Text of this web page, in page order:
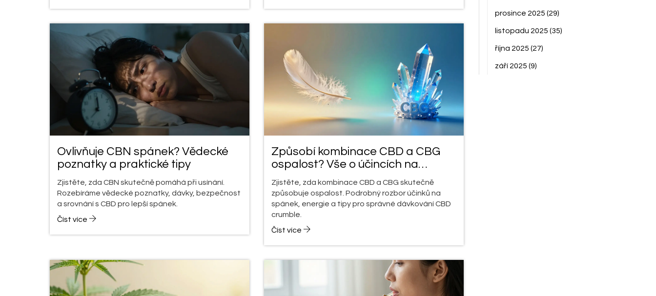
se liší, proto je klíčové experimentovat s časováním
Ovlivňuje CBN spánek? Vědecké
poznatky a praktické tipy
Zjistěte, zda CBN skutečně pomáhá při usínání.
Rozebíráme vědecké poznatky, dávky, bezpečnost
a srovnání s CBD pro lepší spánek.
Číst více
Způsobí kombinace CBD a CBG
ospalost? Vše o účincích na
spánek
Zjistěte, zda kombinace CBD a CBG skutečně
způsobuje ospalost. Podrobný rozbor účinků na
spánek, energie a tipy pro správné dávkování CBD
crumble.
Číst více
prosince 2025 (29)
listopadu 2025 (35)
října 2025 (27)
září 2025 (9)